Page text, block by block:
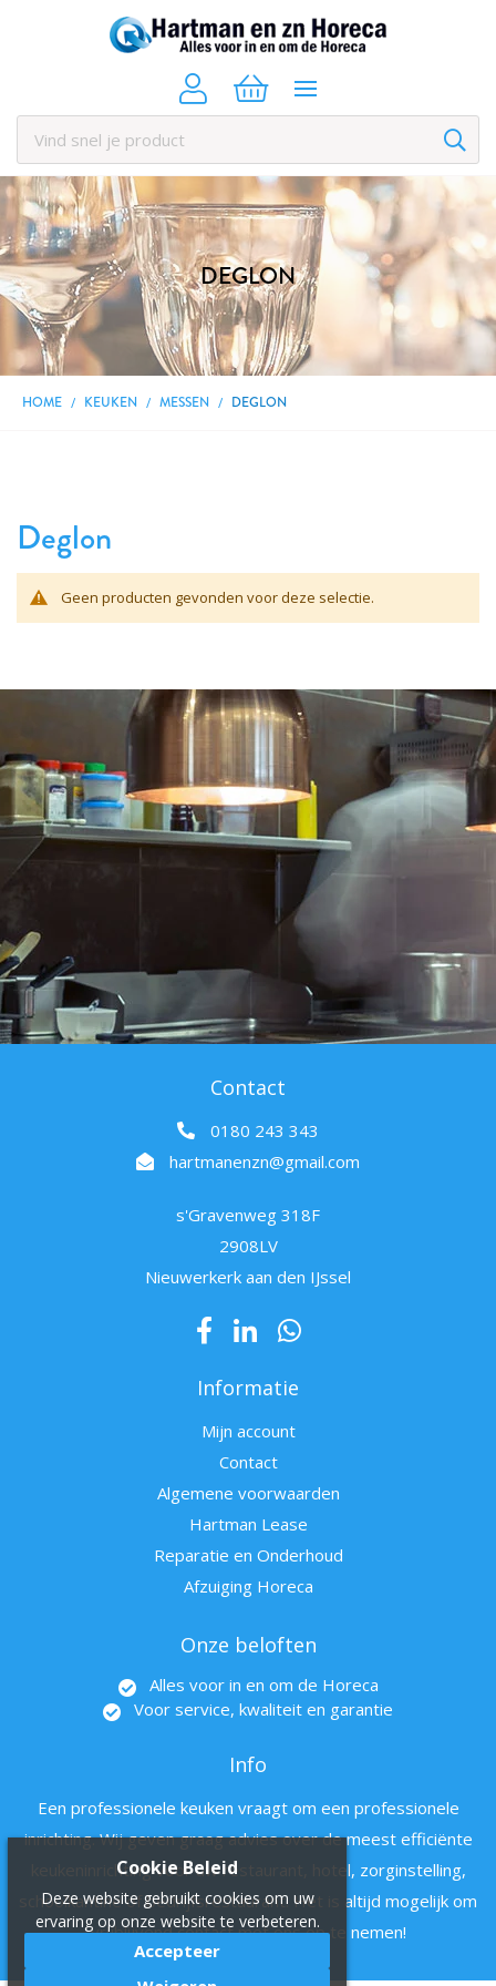
DEGLON
HOME KEUKEN MESSEN DEGLON
Deglon
Geen producten gevonden voor deze selectie.
Contact
0180 243 343
hartmanenzn@gmail.com
s'Gravenweg 318F
2908LV
Nieuwerkerk aan den IJssel
Informatie
Mijn account
Contact
Algemene voorwaarden
Hartman Lease
Reparatie en Onderhoud
Afzuiging Horeca
Onze beloften
Alles voor in en om de Horeca
Voor service, kwaliteit en garantie
Info
Een professionele keuken vraagt om een professionele
inrichting. Wij geven graag advies over de meest efficiënte
keukeninrichting voor uw restaurant, hotel, zorginstelling,
schoolkantine of bedrijfsrestaurant. Het is altijd mogelijk om
vrijblijvend contact met ons op te nemen!
Cookie Beleid
Deze website gebruikt cookies om uw
ervaring op onze website te verbeteren.
Accepteer